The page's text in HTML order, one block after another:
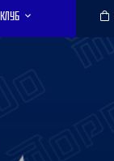
КЛУБ